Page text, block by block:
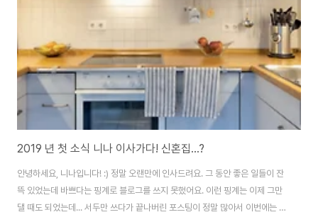
11월 27일 30. November 2020: Cyber Mond..
2019 년 첫 소식 니나 이사가다! 신혼집...?
안녕하세요, 니나입니다! :) 정말 오랜만에 인사드려요. 그 동안 좋은 일들이 잔
뜩 있었는데 바쁘다는 핑계로 블로그를 쓰지 못했어요. 이런 핑계는 이제 그만
댈 때도 되었는데... 서두만 쓰다가 끝나버린 포스팅이 정말 많아서 이번에는 그